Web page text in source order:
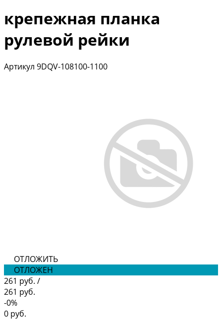
крепежная планка
рулевой рейки
Артикул 9DQV-108100-1100
ОТЛОЖИТЬ
ОТЛОЖЕН
261 руб. /
261 руб.
-0%
0 руб.